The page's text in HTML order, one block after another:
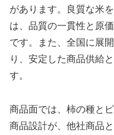
があります。良質な米
は、品質の一貫性と原
です。また、全国に展
り、安定した商品供給
す。
商品面では、柿の種と
商品設計が、他社商品